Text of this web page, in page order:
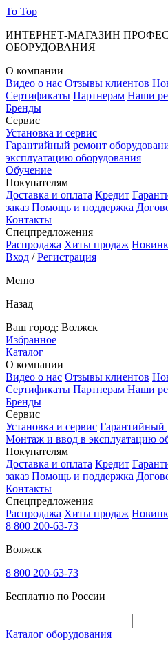
To Top
ИНТЕРНЕТ-МАГАЗИН
ОБОРУДОВАНИЯ
О компании
Видео о нас Отзывы клиентов
Сертификаты Партнерам Наши
Бренды
Сервис
Установка и сервис
Гарантийный ремонт
эксплуатацию оборудования
Обучение
Покупателям
Доставка и оплата Кредит
заказ Помощь и поддержка
Контакты
Спецпредложения
Распродажа Хиты продаж
Вход /Регистрация
Меню
Назад
Ваш город: Волжск
Избранное
Каталог
О компании
Видео о нас Отзывы клиентов
Сертификаты Партнерам Наши
Бренды
Сервис
Установка и сервис Гарантийный
Монтаж и ввод в эксплуатацию
Покупателям
Доставка и оплата Кредит
заказ Помощь и поддержка
Контакты
Спецпредложения
Распродажа Хиты продаж
8 800 200-63-73
Волжск
8 800 200-63-73
Бесплатно по России
Каталог оборудования